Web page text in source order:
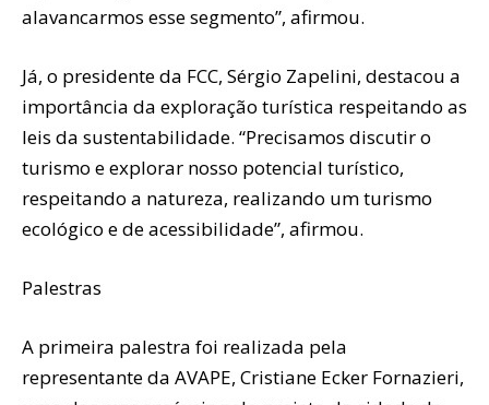
alavancarmos esse segmento”, afirmou.
Já, o presidente da FCC, Sérgio Zapelini, destacou a
importância da exploração turística respeitando as
leis da sustentabilidade. “Precisamos discutir o
turismo e explorar nosso potencial turístico,
respeitando a natureza, realizando um turismo
ecológico e de acessibilidade”, afirmou.
Palestras
A primeira palestra foi realizada pela
representante da AVAPE, Cristiane Ecker Fornazieri,